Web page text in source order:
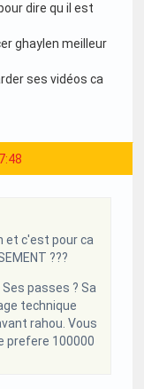
dire qu il est
ghaylen meilleur
ses vidéos ca
et c'est pour ca
???
passes ? Sa
technique
rahou. Vous
prefere 100000